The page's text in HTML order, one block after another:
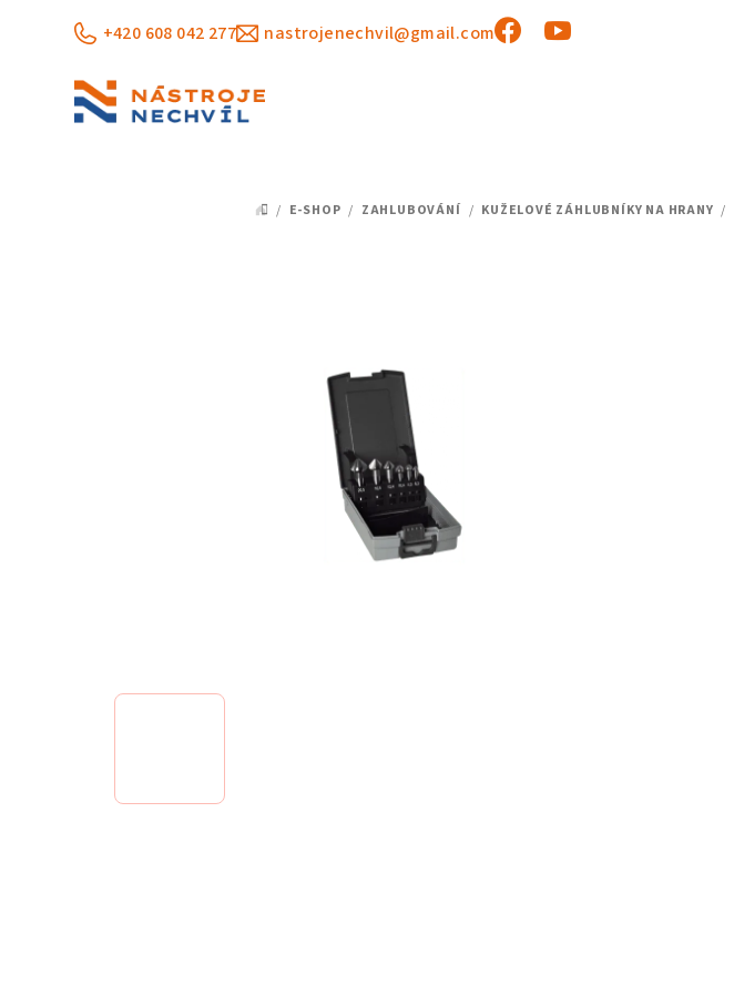
+420 608 042 277 nastrojenechvil@gmail.com
DOMŮ
/ E-SHOP / ZAHLUBOVÁNÍ / KUŽELOVÉ ZÁHLUBNÍKY NA HRANY /